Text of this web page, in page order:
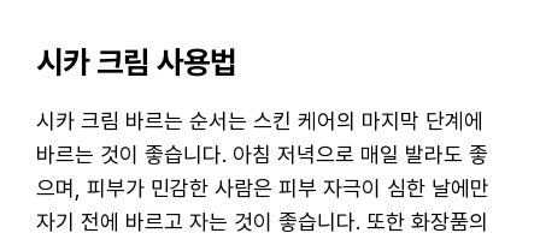
시카 크림 사용법
시카 크림 바르는 순서는 스킨 케어의 마지막 단계에
바르는 것이 좋습니다. 아침 저녁으로 매일 발라도 좋
으며, 피부가 민감한 사람은 피부 자극이 심한 날에만
자기 전에 바르고 자는 것이 좋습니다. 또한 화장품의